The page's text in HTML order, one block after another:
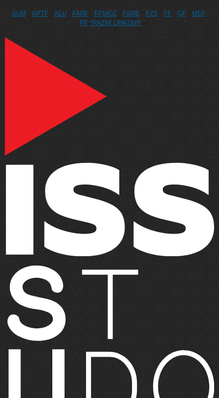
SUM APTF ALU FARF FPMOZ FSRE FZS FF GF
MEF
PF *RAZNI LINKOVI*